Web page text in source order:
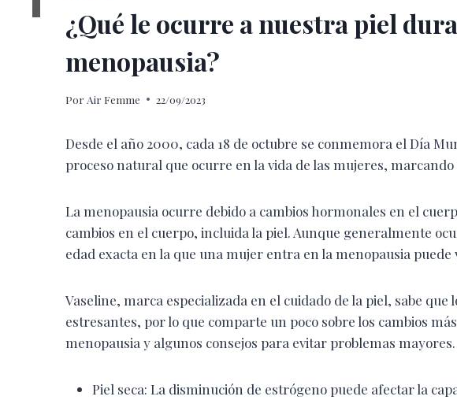
¿Qué le ocurre a nuestra piel
menopausia?
Por Air Femme 22/09/2023
Desde el año 2000, cada 18 de octubre se conmemora el Día
proceso natural que ocurre en la vida de las mujeres,
La menopausia ocurre debido a cambios hormonales en el
cambios en el cuerpo, incluida la piel. Aunque generalmente
edad exacta en la que una mujer entra en la menopausia puede
Vaseline, marca especializada en el cuidado de la piel, sabe
estresantes, por lo que comparte un poco sobre los cambios
menopausia y algunos consejos para evitar problemas mayores.
Piel seca: La disminución de estrógeno puede afectar la